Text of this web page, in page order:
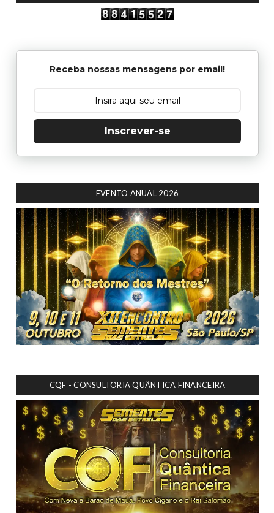
Receba nossas mensagens por email!
Inscrever-se
EVENTO ANUAL 2026
CQF - CONSULTORIA QUÂNTICA FINANCEIRA